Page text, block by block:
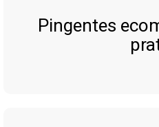
Pingentes